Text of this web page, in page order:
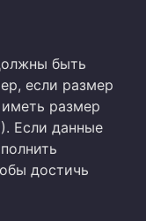
быть
если размер
размер
Если данные
достичь